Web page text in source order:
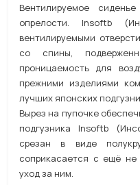
Вентилируемое
опрелости. Insoftb
вентилируемыми
со спины,
проницаемость для
прежними изделиями
лучших японских
Вырез на пупочке
подгузника Insoftb
срезан в виде
соприкасается с ещё
уход за ним.